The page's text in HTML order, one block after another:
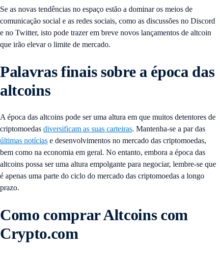
Se as novas tendências no espaço estão a dominar os meios de
comunicação social e as redes sociais, como as discussões no Discord
e no Twitter, isto pode trazer em breve novos lançamentos de altcoin
que irão elevar o limite de mercado.
Palavras finais sobre a época das
altcoins
A época das altcoins pode ser uma altura em que muitos detentores de
criptomoedas diversificam as suas carteiras. Mantenha-se a par das
últimas notícias e desenvolvimentos no mercado das criptomoedas,
bem como na economia em geral. No entanto, embora a época das
altcoins possa ser uma altura empolgante para negociar, lembre-se que
é apenas uma parte do ciclo do mercado das criptomoedas a longo
prazo.
Como comprar Altcoins com
Crypto.com